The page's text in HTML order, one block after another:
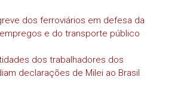
dos ferroviários em defesa da
e do transporte público
dos trabalhadores dos
declarações de Milei ao Brasil